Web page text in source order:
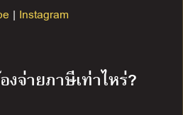
| Instagram
งจ่ายภาษีเท่าไหร่?